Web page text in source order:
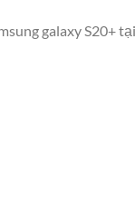
galaxy S20+